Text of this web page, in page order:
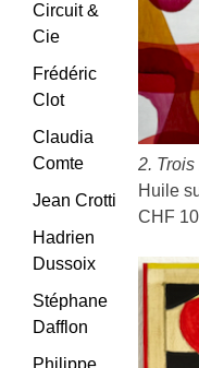
2.
Huile
CHF
Circuit &
Cie
Frédéric
Clot
Claudia
Comte
Jean Crotti
Hadrien
Dussoix
Stéphane
Dafflon
Philippe